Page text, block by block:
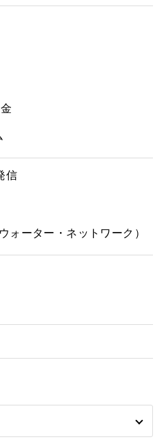
信
ォーター・ネットワーク）